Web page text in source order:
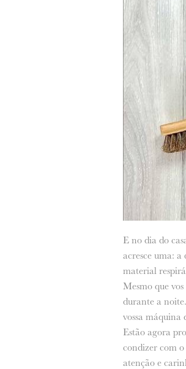
E no dia do
acresce uma: a
material
Mesmo que
durante a
vossa
Estão agora
condizer com o
atenção e